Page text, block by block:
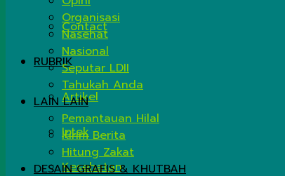
Contact
RUBRIK
Artikel
Iptek
Kesehatan
Organisasi
Nasehat
Nasional
Seputar LDII
Tahukah Anda
LAIN LAIN
Pemantauan Hilal
Kirim Berita
Hitung Zakat
DESAIN GRAFIS & KHUTBAH